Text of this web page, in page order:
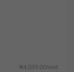
₩4,039.00/unit